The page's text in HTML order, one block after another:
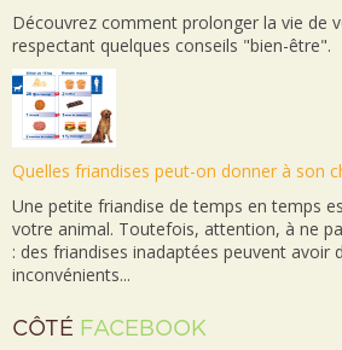
Découvrez comment prolonger la vie de
respectant quelques conseils "bien-être".
Quelles friandises peut-on donner à son
Une petite friandise de temps en temps
votre animal. Toutefois, attention, à ne
: des friandises inadaptées peuvent avoir
inconvénients...
CÔTÉ FACEBOOK